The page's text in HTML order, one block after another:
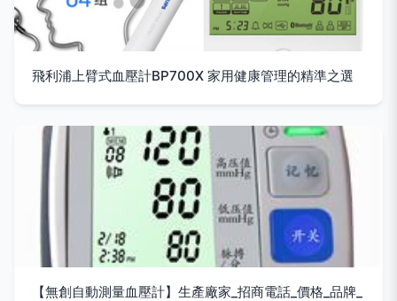
飛利浦上臂式血壓計BP700X 家用健康管理的精準之選
【無創自動測量血壓計】生產廠家_招商電話_價格_品牌_